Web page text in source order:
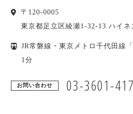
〒 120-0005
東京都足立区綾瀬1-32-13 ハイ
JR常磐線・東京メトロ千代田線
1分
お問い合わせ 03-3601-